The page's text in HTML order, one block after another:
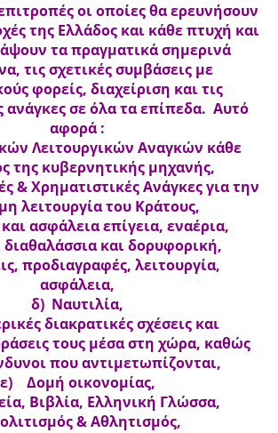
οι οποίες θα ερευνήσουν
της Ελλάδος και κάθε πτυχή και
τα πραγματικά σημερινά
τις σχετικές συμβάσεις με
φορείς, διαχείριση και τις
ανάγκες σε όλα τα επίπεδα. Αυτό
αφορά :
Λειτουργικών Αναγκών κάθε
της κυβερνητικής μηχανής,
& Χρηματιστικές Ανάγκες για την
λειτουργία του Κράτους,
ασφάλεια επίγεια, εναέρια,
διαθαλάσσια και δορυφορική,
προδιαγραφές, λειτουργία,
ασφάλεια,
δ) Ναυτιλία,
διακρατικές σχέσεις και
τους μέσα στη χώρα, καθώς
που αντιμετωπίζονται,
ε) Δομή οικονομίας,
Βιβλία, Ελληνική Γλώσσα,
& Αθλητισμός,